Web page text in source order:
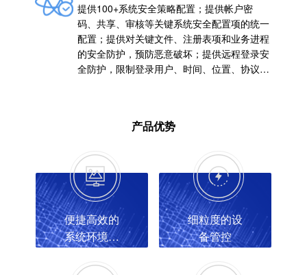
提供100+系统安全策略配置；提供帐户密
码、共享、审核等关键系统安全配置项的统一
配置；提供对关键文件、注册表项和业务进程
的安全防护，预防恶意破坏；提供远程登录安
全防护，限制登录用户、时间、位置、协议
产品优势
便捷高效的
系统环境保
细粒度的设
备管控